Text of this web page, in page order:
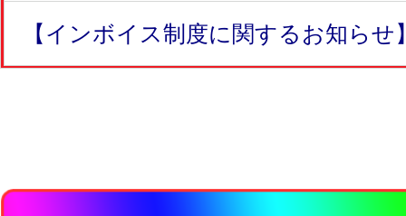
【インボイス制度に関するお知らせ